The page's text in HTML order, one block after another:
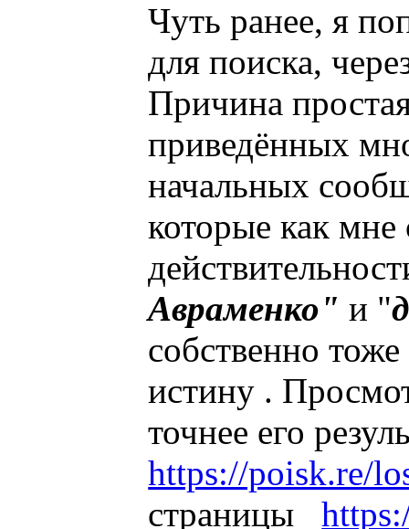
Чуть ранее, я
для поиска,
Причина
приведённых
начальных
которые как мне
Авраменко" и "
собственно
истину .
точнее его
https://poisk.re/
страницы